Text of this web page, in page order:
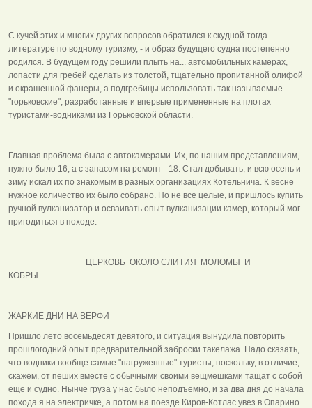
С кучей этих и многих других вопросов обратился к скудной тогда
литературе по водному туризму, - и образ будущего судна постепенно
родился. В будущем году решили плыть на... автомобильных камерах,
лопасти для гребей сделать из толстой, тщательно пропитанной олифой
и окрашенной фанеры, а подгребицы использовать так называемые
"горьковские", разработанные и впервые примененные на плотах
туристами-водниками из Горьковской области.
Главная проблема была с автокамерами. Их, по нашим представлениям,
нужно было 16, а с запасом на ремонт - 18. Стал добывать, и всю осень и
зиму искал их по знакомым в разных организациях Котельнича. К весне
нужное количество их было собрано. Но не все целые, и пришлось купить
ручной вулканизатор и осваивать опыт вулканизации камер, который мог
пригодиться в походе.
ЦЕРКОВЬ ОКОЛО СЛИТИЯ МОЛОМЫ И
КОБРЫ
ЖАРКИЕ ДНИ НА ВЕРФИ
Пришло лето восемьдесят девятого, и ситуация вынудила повторить
прошлогодний опыт предварительной заброски такелажа. Надо сказать,
что водники вообще самые "нагруженные" туристы, поскольку, в отличие,
скажем, от пеших вместе с обычными своими вещмешками тащат с собой
еще и судно. Нынче груза у нас было неподъемно, и за два дня до начала
похода я на электричке, а потом на поезде Киров-Котлас увез в Опарино